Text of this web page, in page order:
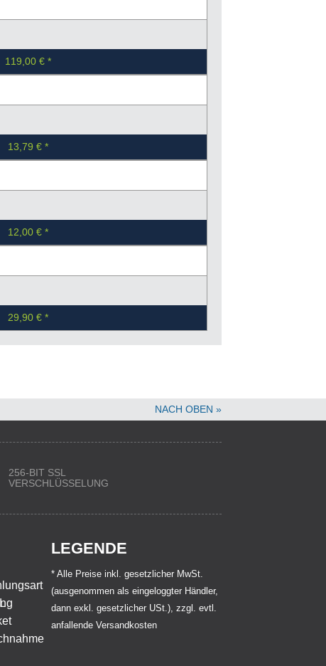
119,00 €
13,79 €
12,00 €
29,90 €
NACH OBEN »
256-BIT SSL
VERSCHLÜSSELUNG
LEGENDE
* Alle Preise inkl. gesetzlicher MwSt.
(ausgenommen als eingeloggter Händler,
dann exkl. gesetzlicher USt.), zzgl. evtl.
anfallende Versandkosten